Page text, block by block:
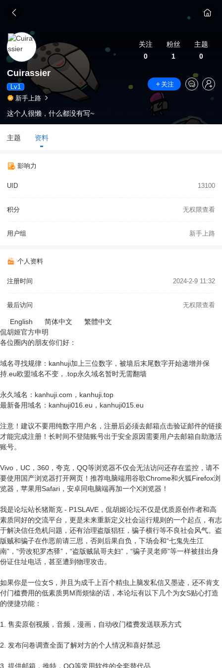
关注
0
粉丝
1
主题
0
Cuirassier
Lv1
关注
新手上路
这个人很懒，什么都没有写~
主题 资料
影响力
UID 13100
积分 无权限查看
用户组 新手上路
个人资料
注册时间 2024-2-9 11:32
最后访问 无权限查看
English 简体中文
繁體中文
侃胡姬官方申明
各位圈内的朋友你们好：
域名寻找规律：kanhuji加上三位数字，被墙后末尾数字开始递增并保
持.eu欧盟域名不变，.top永久域名暂时无需翻墙
永久域名：kanhuji.com，kanhuji.top
最新备用域名：kanhuji016.eu，kanhuji015.eu
注意！建议不要用纯数字用户名，注册后必须去邮箱点击验证邮件的链接
才能完成注册！长时间不登陆账号出于安全原因需要用户去邮箱自助激活
账号。
Vivo，UC，360，夸克，QQ等浏览器不仅会无法访问还存在监控，请不
要使用国产浏览器打开网页！推荐电脑端用谷歌Chrome和火狐Firefox浏
览器，苹果用Safari，安卓同电脑端再加一个X浏览器！
我是论坛站长猪斯克 - P1SLAVE，侃胡姬论坛不仅是优质原创作者和高
素质同好的交流平台，更是未来重新定义社会运行规则的一个起点，有志
于解决信任危机问题，还有治理盗版猖狂，骗子横行等不良社会风气。盗
版贼和骗子在作恶前请三思，否则后果自负，下场会和“七鬼先生江
南”，“劳改犯罗杰驿”，“盗版贼鼠哥夫妇”，“骗子灵老师”等一样被挂出身
份证住址电话，甚至遭到物理攻击。
如果你是一位女S，并且为成千上百个精虫上脑发私信又墨迹，还不肯支
付门槛费用的低素质男M而烦恼的话，本论坛有以下几个为女S贴心打造
的便捷功能：
1. 售卖原创视频，音频，漫画，自动收门槛费发送联系方式
2. 发布问卷调查全面了解对方的个人情况和喜好禁忌
3. 提供邮箱，推特，QQ等常用软件的全套替代品